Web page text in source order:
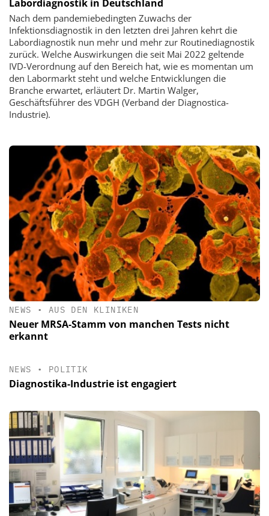
Labordiagnostik in Deutschland
Nach dem pandemiebedingten Zuwachs der
Infektionsdiagnostik in den letzten drei Jahren kehrt die
Labordiagnostik nun mehr und mehr zur Routinediagnostik
zurück. Welche Auswirkungen die seit Mai 2022 geltende
IVD-Verordnung auf den Bereich hat, wie es momentan um
den Labormarkt steht und welche Entwicklungen die
Branche erwartet, erläutert Dr. Martin Walger,
Geschäftsführer des VDGH (Verband der Diagnostica-
Industrie).
NEWS • AUS DEN KLINIKEN
Neuer MRSA-Stamm von manchen Tests nicht
erkannt
NEWS • POLITIK
Diagnostika-Industrie ist engagiert